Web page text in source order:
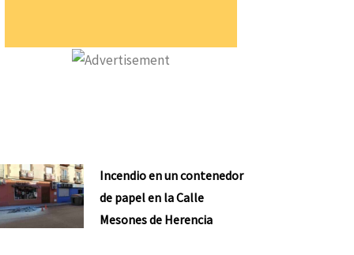
Incendio en un contenedor
de papel en la Calle
Mesones de Herencia